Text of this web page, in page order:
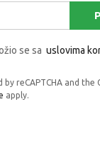
se sa uslovima
reCAPTCHA and the
apply.